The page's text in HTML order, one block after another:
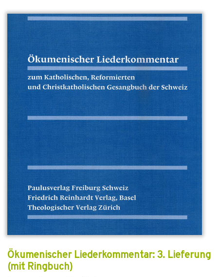
Ökumenischer Liederkommentar: 3. Lieferung
(mit Ringbuch)